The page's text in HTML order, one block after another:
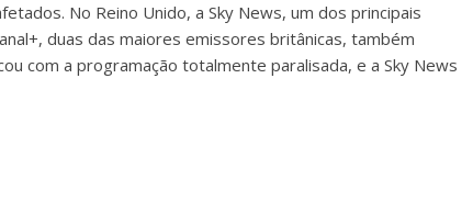
No Reino Unido, a Sky News, um dos principais
duas das maiores emissores britânicas, também
com a programação totalmente paralisada, e a Sky News